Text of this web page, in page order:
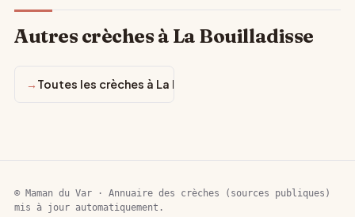
Autres crèches à La Bouilladisse
Toutes les crèches à La Bouilladisse
© Maman du Var · Annuaire des crèches (sources publiques)
mis à jour automatiquement.